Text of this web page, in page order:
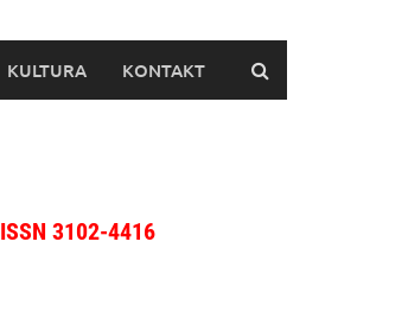
KULTURA KONTAKT
ISSN 3102-4416